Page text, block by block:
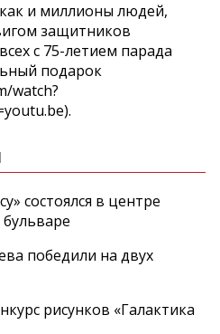
и миллионы людей,
защитников
с 75-летием парада
подарок
watch?
состоялся в центре
победили на двух
рисунков «Галактика